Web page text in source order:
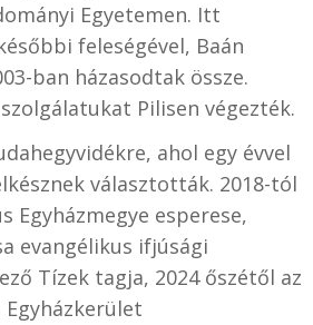
Egyetemen. Itt
feleségével, Baán
ban házasodtak össze.
Pilisen végezték.
ahol egy évvel
választották. 2018-tól
Egyházmegye esperese,
evangélikus ifjúsági
Tízek tagja, 2024 őszétől az
Egyházkerület